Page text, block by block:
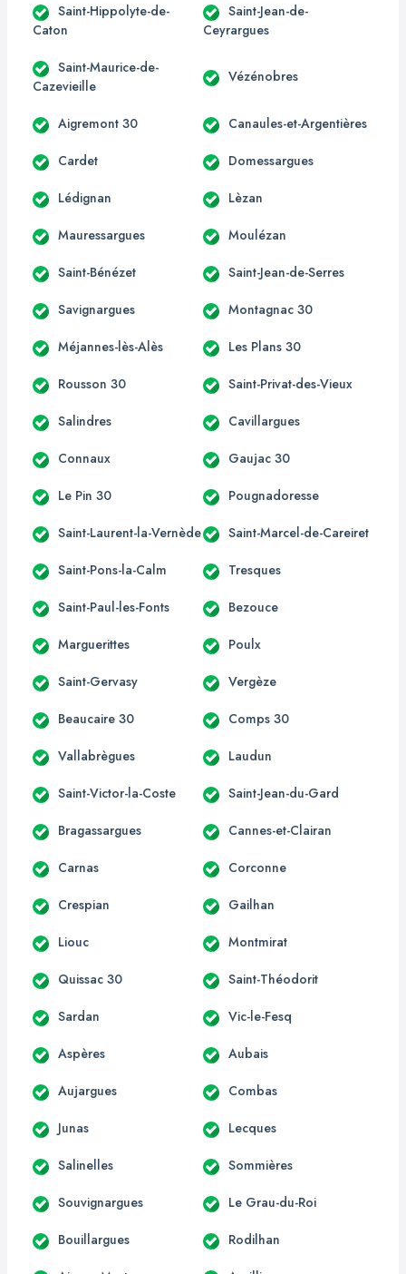
Saint-Hippolyte-de-
Caton
Saint-Jean-de-
Ceyrargues
Saint-Maurice-de-
Cazevieille
Vézénobres
Aigremont 30 Canaules-et-Argentières
Cardet Domessargues
Lédignan Lèzan
Mauressargues Moulézan
Saint-Bénézet Saint-Jean-de-Serres
Savignargues Montagnac 30
Méjannes-lès-Alès Les Plans 30
Rousson 30 Saint-Privat-des-Vieux
Salindres Cavillargues
Connaux Gaujac 30
Le Pin 30 Pougnadoresse
Saint-Laurent-la-Vernède Saint-Marcel-de-Careiret
Saint-Pons-la-Calm Tresques
Saint-Paul-les-Fonts Bezouce
Marguerittes Poulx
Saint-Gervasy Vergèze
Beaucaire 30 Comps 30
Vallabrègues Laudun
Saint-Victor-la-Coste Saint-Jean-du-Gard
Bragassargues Cannes-et-Clairan
Carnas Corconne
Crespian Gailhan
Liouc Montmirat
Quissac 30 Saint-Théodorit
Sardan Vic-le-Fesq
Aspères Aubais
Aujargues Combas
Junas Lecques
Salinelles Sommières
Souvignargues Le Grau-du-Roi
Bouillargues Rodilhan